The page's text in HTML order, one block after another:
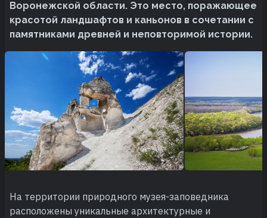
Воронежской области. Это место, поражающее
красотой ландшафтов и каньонов в сочетании с
памятниками древней и неповторимой истории.
На территории природного музея-заповедника
расположены уникальные архитектурные и